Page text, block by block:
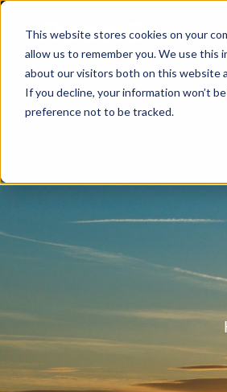
This website stores cookies on your
allow us to remember you. We use this
about our visitors both on this website
If you decline, your information won’t
preference not to be tracked.